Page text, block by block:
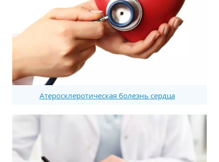
Атеросклеротическая болезнь сердца